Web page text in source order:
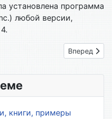
установлена программа
любой версии,
Следующий:
Вперед
книги, примеры